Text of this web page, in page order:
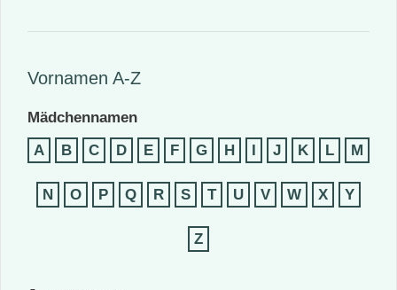
Vornamen A-Z
Mädchennamen
A
B C D E F G H I J K L M
N O P Q R S T U V W X Y
Z